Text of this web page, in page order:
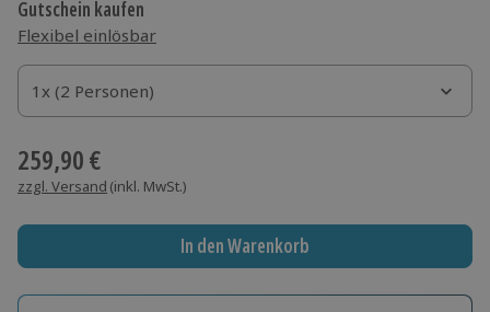
Gutschein kaufen
Flexibel einlösbar
1x (2 Personen)
1x (2 Personen)
1x (2 Personen)
259,90 €
zzgl. Versand (inkl. MwSt.)
In den Warenkorb